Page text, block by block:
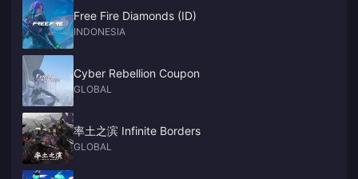
Free Fire Diamonds (ID)
INDONESIA
Cyber Rebellion Coupon
GLOBAL
率土之滨 Infinite Borders
GLOBAL